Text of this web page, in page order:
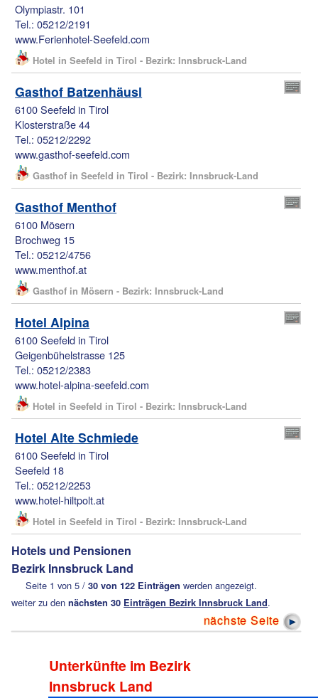
Olympiastr. 101
Tel.: 05212/2191
www.Ferienhotel-Seefeld.com
Hotel in Seefeld in Tirol - Bezirk: Innsbruck-Land
Gasthof Batzenhäusl
6100 Seefeld in Tirol
Klosterstraße 44
Tel.: 05212/2292
www.gasthof-seefeld.com
Gasthof in Seefeld in Tirol - Bezirk: Innsbruck-Land
Gasthof Menthof
6100 Mösern
Brochweg 15
Tel.: 05212/4756
www.menthof.at
Gasthof in Mösern - Bezirk: Innsbruck-Land
Hotel Alpina
6100 Seefeld in Tirol
Geigenbühelstrasse 125
Tel.: 05212/2383
www.hotel-alpina-seefeld.com
Hotel in Seefeld in Tirol - Bezirk: Innsbruck-Land
Hotel Alte Schmiede
6100 Seefeld in Tirol
Seefeld 18
Tel.: 05212/2253
www.hotel-hiltpolt.at
Hotel in Seefeld in Tirol - Bezirk: Innsbruck-Land
Hotels und Pensionen
Bezirk Innsbruck Land
Seite 1 von 5 / 30 von 122 Einträgen werden angezeigt.
weiter zu dennächsten 30 Einträgen Bezirk Innsbruck Land.
nächste Seite
Unterkünfte im Bezirk
Innsbruck Land